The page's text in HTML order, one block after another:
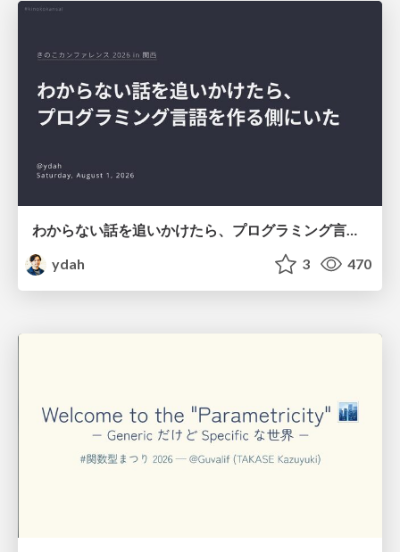
わからない話を追いかけたら、プログラミング言語を作る側にいた
ydah
3 470